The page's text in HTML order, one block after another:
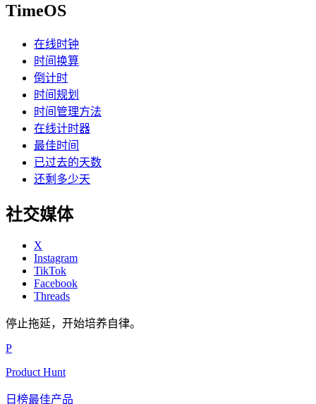
TimeOS
在线时钟
时间换算
倒计时
时间规划
时间管理方法
在线计时器
最佳时间
已过去的天数
还剩多少天
社交媒体
X
Instagram
TikTok
Facebook
Threads
停止拖延，开始培养自律。
P
Product Hunt
日榜最佳产品